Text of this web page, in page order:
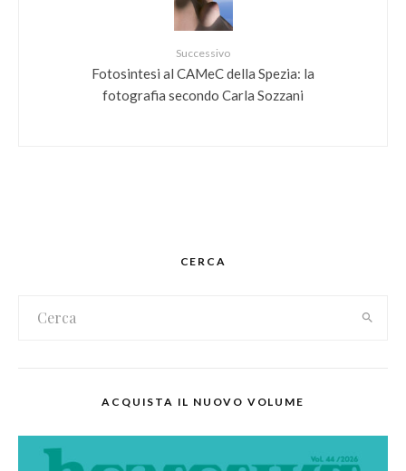
Successivo
Fotosintesi al CAMeC della Spezia: la
fotografia secondo Carla Sozzani
CERCA
ACQUISTA IL NUOVO VOLUME